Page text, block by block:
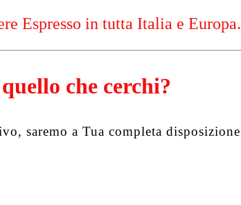
Espresso in tutta Italia e Europa.
che cerchi?
saremo a Tua completa disposizione